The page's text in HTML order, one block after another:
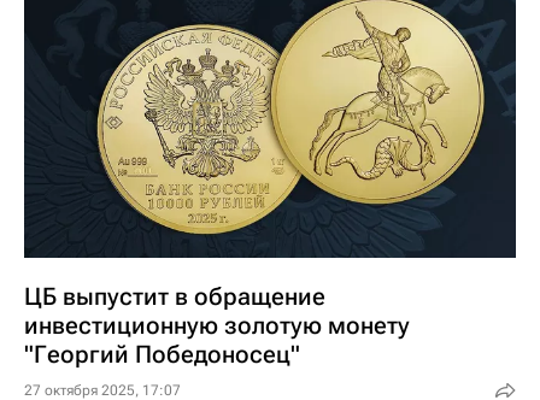
ЦБ выпустит в обращение
инвестиционную золотую монету
"Георгий Победоносец"
27 октября 2025, 17:07